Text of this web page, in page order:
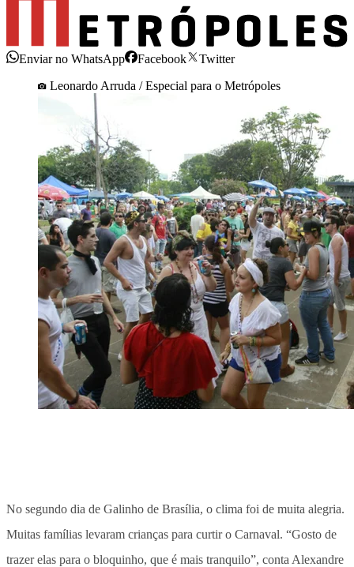
Enviar no WhatsApp Facebook
Twitter
Leonardo Arruda / Especial para o Metrópoles
No segundo dia de Galinho de Brasília, o clima foi de muita alegria.
Muitas famílias levaram crianças para curtir o Carnaval. “Gosto de
trazer elas para o bloquinho, que é mais tranquilo”, conta Alexandre